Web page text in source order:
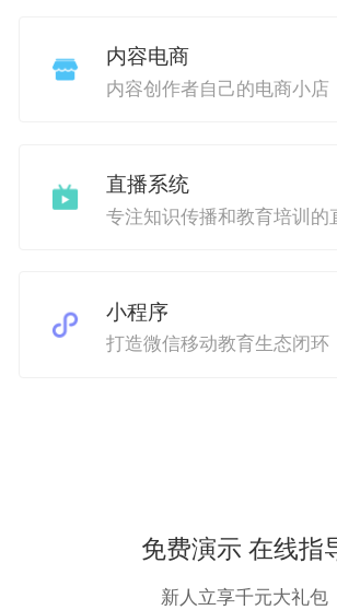
内容电商
内容创作者自己的电商小店
直播系统
专注知识传播和教育培训的
小程序
打造微信移动教育生态闭环
免费演示 在线指
新人立享千元大礼包